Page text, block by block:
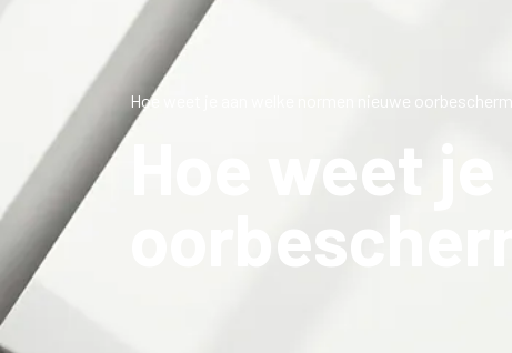
Hoe weet je aan welke normen nieuwe
Hoe weet